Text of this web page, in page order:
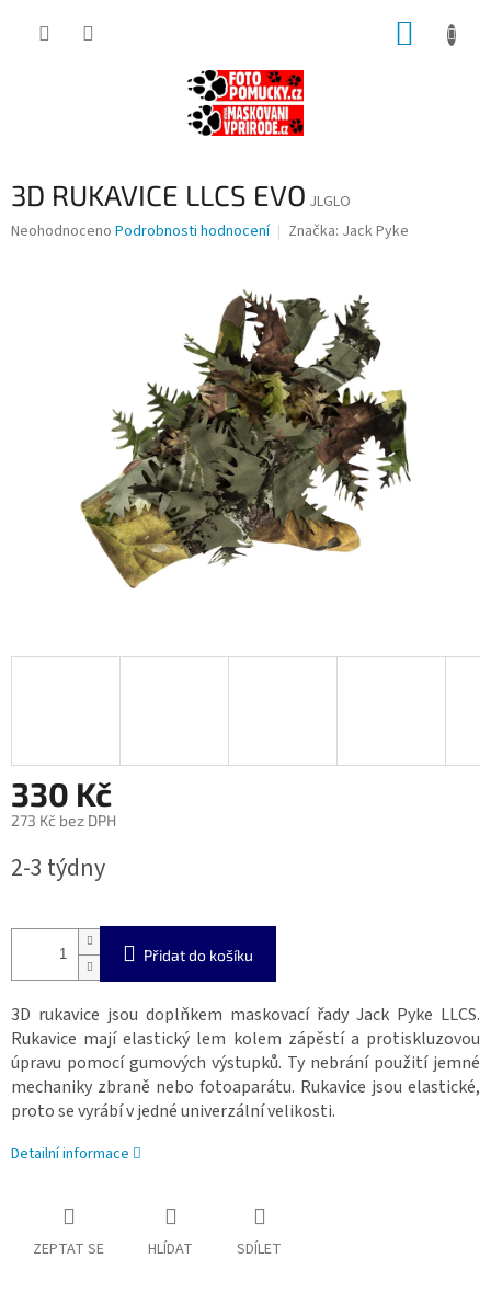
3D RUKAVICE LLCS EVO JLGLO
Průměrné
Neohodnoceno Podrobnosti hodnocení Značka: Jack Pyke
330 Kč
273 Kč bez DPH
cena:
2-3 týdny
Přidat do košíku
3D rukavice jsou doplňkem maskovací řady Jack Pyke LLCS.
Rukavice mají elastický lem kolem zápěstí a protiskluzovou
úpravu pomocí gumových výstupků. Ty nebrání použití jemné
mechaniky zbraně nebo fotoaparátu. Rukavice jsou elastické,
proto se vyrábí v jedné univerzální velikosti.
Detailní informace
ZEPTAT SE HLÍDAT SDÍLET